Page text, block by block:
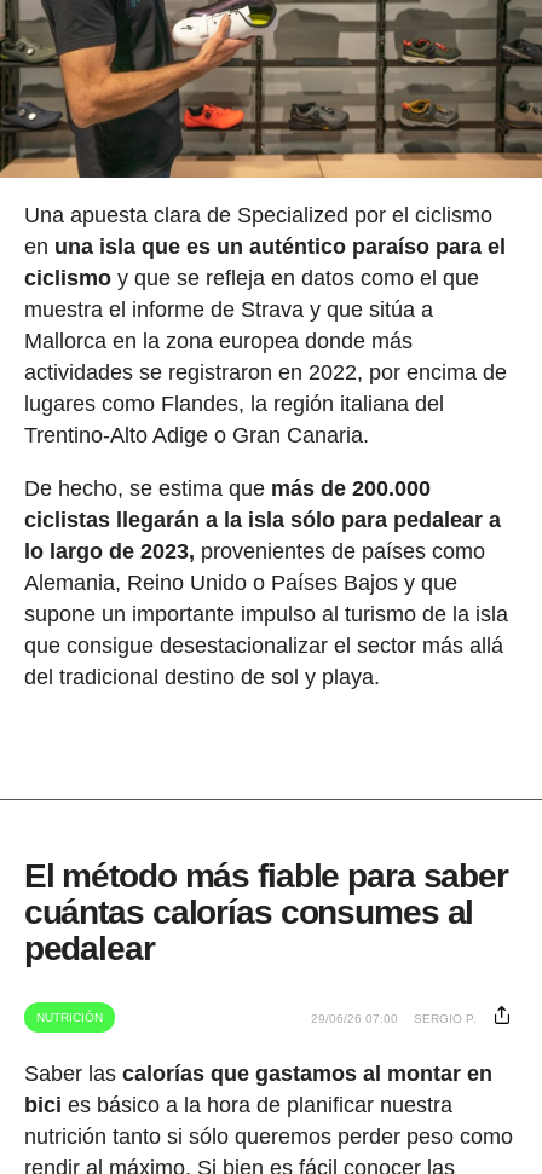
Una apuesta clara de Specialized por el ciclismo
en una isla que es un auténtico paraíso para el
ciclismoy que se refleja en datos como el que
muestra el informe de Strava y que sitúa a
Mallorca en la zona europea donde más
actividades se registraron en 2022, por encima de
lugares como Flandes, la región italiana del
Trentino-Alto Adige o Gran Canaria.
De hecho, se estima que más de 200.000
ciclistas llegarán a la isla sólo para pedalear a
lo largo de 2023, provenientes de países como
Alemania, Reino Unido o Países Bajos y que
supone un importante impulso al turismo de la isla
que consigue desestacionalizar el sector más allá
del tradicional destino de sol y playa.
El método más fiable para saber
cuántas calorías consumes al
pedalear
NUTRICIÓN 29/06/26 07:00 SERGIO P.
Saber las calorías que gastamos al montar en
bici es básico a la hora de planificar nuestra
nutrición tanto si sólo queremos perder peso como
rendir al máximo. Si bien es fácil conocer las